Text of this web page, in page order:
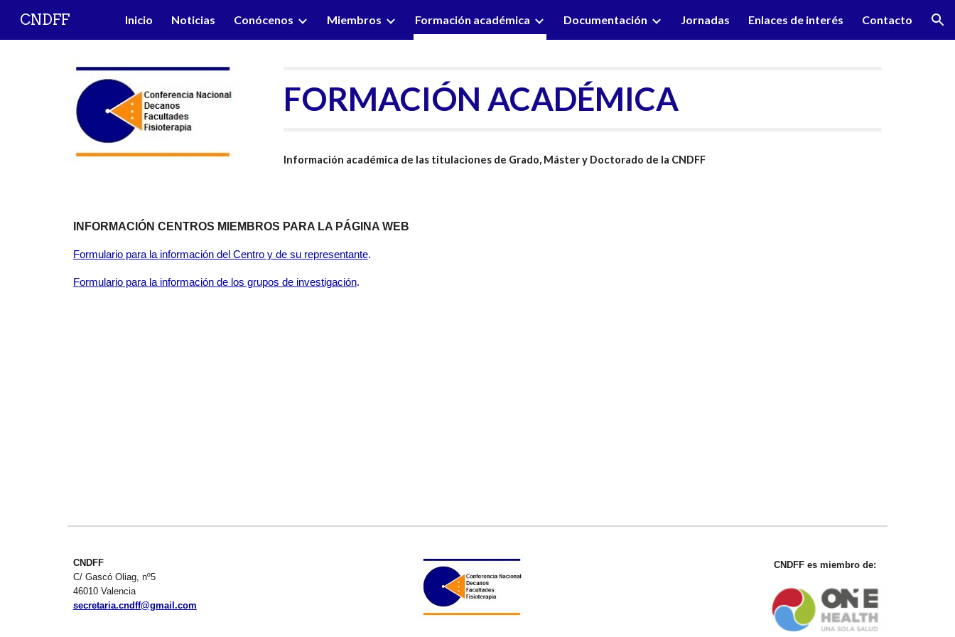
Skip to main content Skip to navigation
CNDFF Inicio Noticias Conócenos Miembros Formación académica Documentación Jornadas Enlaces de interés Contacto
FORMACIÓN ACADÉMICA
Información académica de las titulaciones de Grado, Máster y Doctorado de la CNDFF
INFORMACIÓN CENTROS MIEMBROS PARA LA PÁGINA WEB
Formulario para la información del Centro y de su representante.
Formulario para la información de los grupos de investigación.
CNDFF
C/ Gascó Oliag, nº5
46010 Valencia
secretaria.cndff@gmail.com
CNDFF es miembro de: